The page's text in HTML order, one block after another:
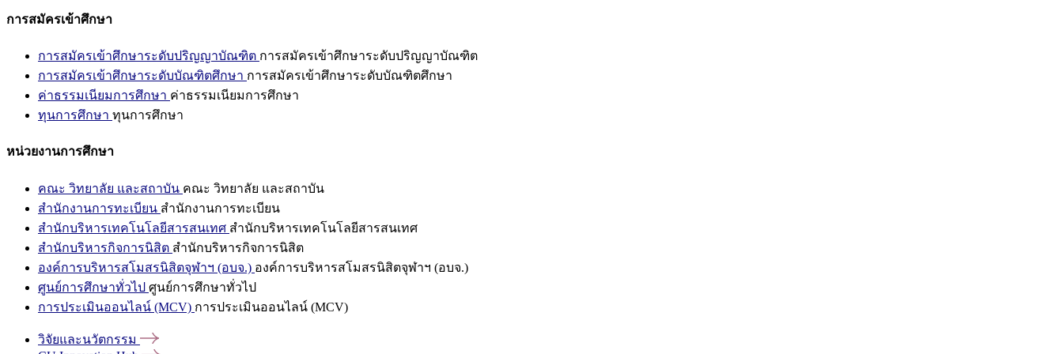
การสมัครเข้าศึกษา
การสมัครเข้าศึกษาระดับปริญญาบัณฑิต การสมัครเข้าศึกษาระดับปริญญาบัณฑิต
การสมัครเข้าศึกษาระดับบัณฑิตศึกษา การสมัครเข้าศึกษาระดับบัณฑิตศึกษา
ค่าธรรมเนียมการศึกษา ค่าธรรมเนียมการศึกษา
ทุนการศึกษา ทุนการศึกษา
หน่วยงานการศึกษา
คณะ วิทยาลัย และสถาบัน คณะ วิทยาลัย และสถาบัน
สำนักงานการทะเบียน สำนักงานการทะเบียน
สำนักบริหารเทคโนโลยีสารสนเทศ สำนักบริหารเทคโนโลยีสารสนเทศ
สำนักบริหารกิจการนิสิต สำนักบริหารกิจการนิสิต
องค์การบริหารสโมสรนิสิตจุฬาฯ (อบจ.) องค์การบริหารสโมสรนิสิตจุฬาฯ (อบจ.)
ศูนย์การศึกษาทั่วไป ศูนย์การศึกษาทั่วไป
การประเมินออนไลน์ (MCV) การประเมินออนไลน์ (MCV)
วิจัยและนวัตกรรม